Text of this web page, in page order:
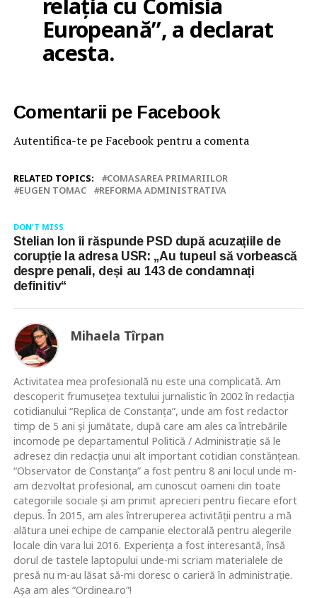
relația cu Comisia
Europeană”, a declarat
acesta.
Comentarii pe Facebook
Autentifica-te pe Facebook pentru a comenta
RELATED TOPICS:
COMASAREA PRIMARIILOR
EUGEN TOMAC
REFORMA ADMINISTRATIVA
DON'T MISS
Stelian Ion îi răspunde PSD după acuzațiile de
corupție la adresa USR: „Au tupeul să vorbească
despre penali, deși au 143 de condamnați
definitiv“
Mihaela Tîrpan
Activitatea mea profesională nu este una complicată. Am
descoperit frumusețea textului jurnalistic în 2002 în redacția
cotidianului “Replica de Constanța”, unde am fost redactor
timp de 5 ani și jumătate, după care am ales ca întrebările
incomode pe departamentul Politică / Administrație să le
adresez din redacția unui alt important cotidian constănțean.
“Observator de Constanța” a fost pentru 8 ani locul unde m-
am dezvoltat profesional, am cunoscut oameni din toate
categoriile sociale și am primit aprecieri pentru fiecare efort
depus. În 2015, am ales întreruperea activității pentru a mă
alătura unei echipe de campanie electorală pentru alegerile
locale din vara lui 2016. Experiența a fost interesantă, însă
dorul de tastele laptopului unde-mi scriam materialele de
presă nu m-au lăsat să-mi doresc o carieră în administrație.
Așa am ales “Ordinea.ro”!